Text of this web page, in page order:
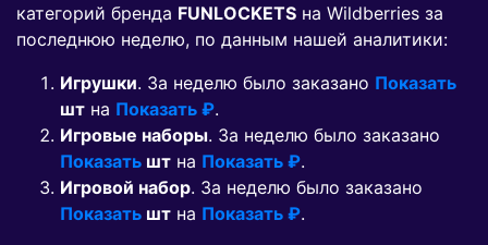
категорий бренда FUNLOCKETS на Wildberries за
последнюю неделю, по данным нашей аналитики:
Игрушки. За неделю было заказано Показать
шт на Показать ₽.
Игровые наборы. За неделю было заказано
Показать шт на Показать ₽.
Игровой набор. За неделю было заказано
Показать шт на Показать ₽.